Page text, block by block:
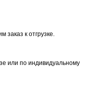
заказ к отгрузке.
или по индивидуальному